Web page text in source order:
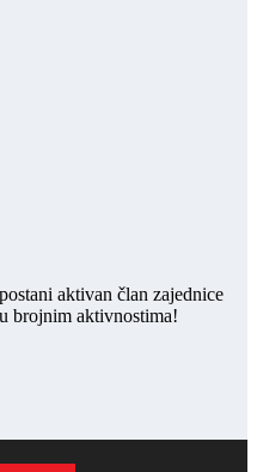
aktivan član zajednice
brojnim aktivnostima!